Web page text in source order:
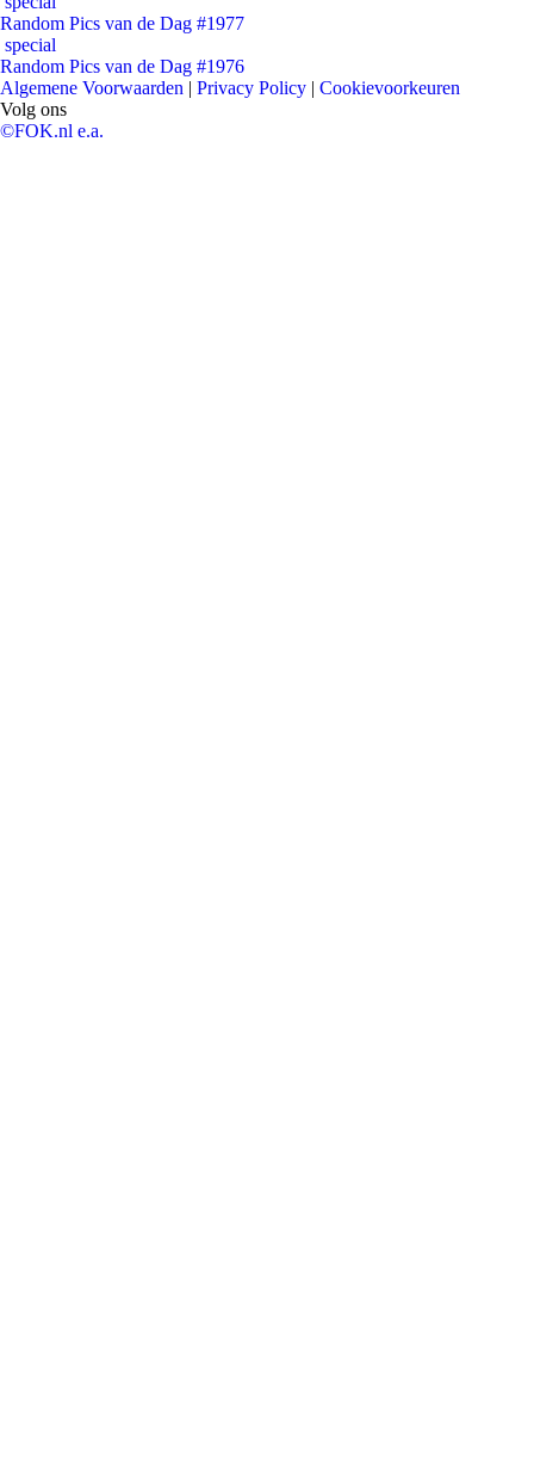
Random Pics van de Dag #1977
special
Random Pics van de Dag #1976
Algemene Voorwaarden | Privacy Policy | Cookievoorkeuren
Volg ons
©FOK.nl e.a.